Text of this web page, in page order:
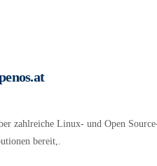
zahlreiche Linux- und Open
bereit,.